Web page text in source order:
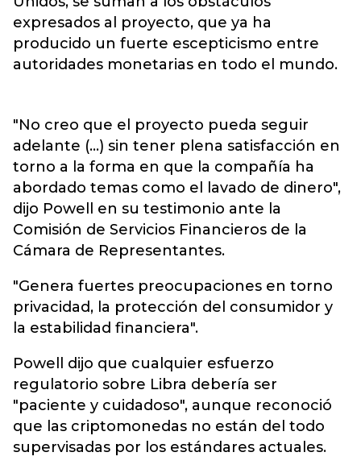
expresados al proyecto, que ya ha
producido un fuerte escepticismo entre
autoridades monetarias en todo el mundo.
"No creo que el proyecto pueda seguir
adelante (...) sin tener plena satisfacción en
torno a la forma en que la compañía ha
abordado temas como el lavado de dinero",
dijo Powell en su testimonio ante la
Comisión de Servicios Financieros de la
Cámara de Representantes.
"Genera fuertes preocupaciones en torno
privacidad, la protección del consumidor y
la estabilidad financiera".
Powell dijo que cualquier esfuerzo
regulatorio sobre Libra debería ser
"paciente y cuidadoso", aunque reconoció
que las criptomonedas no están del todo
supervisadas por los estándares actuales.